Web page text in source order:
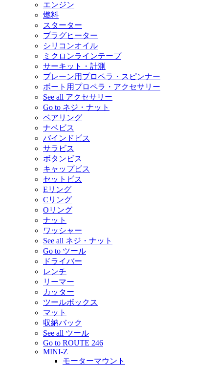
エンジン
燃料
スターター
プラグヒーター
シリコンオイル
ミクロンラインテープ
サーキット・計測
プレーン用プロペラ・スピンナー
ボート用プロペラ・アクセサリー
See all アクセサリー
Go to ネジ・ナット
ベアリング
ナベビス
バインドビス
サラビス
ボタンビス
キャップビス
セットビス
Eリング
Cリング
Oリング
ナット
ワッシャー
See all ネジ・ナット
Go to ツール
ドライバー
レンチ
リーマー
カッター
ツールボックス
マット
収納バック
See all ツール
Go to ROUTE 246
MINI-Z
モーターマウント